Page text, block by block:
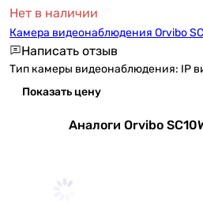
Нет в наличии
Камера видеонаблюдения Orvibo
Написать отзыв
Тип камеры видеонаблюдения: IP
Показать цену
Аналоги Orvibo